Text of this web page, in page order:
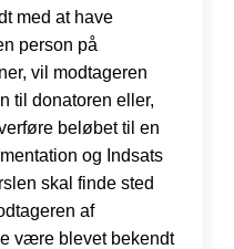
med at have
person på
vil modtageren
til donatoren eller,
beløbet til en
og Indsats
skal finde sted
af
være blevet bekendt